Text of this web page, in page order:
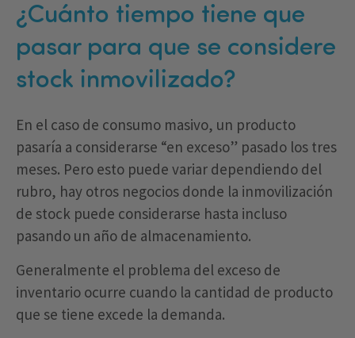
¿Cuánto tiempo tiene que
pasar para que se considere
stock inmovilizado?
En el caso de consumo masivo, un producto
pasaría a considerarse “en exceso” pasado los tres
meses. Pero esto puede variar dependiendo del
rubro, hay otros negocios donde la inmovilización
de stock puede considerarse hasta incluso
pasando un año de almacenamiento.
Generalmente el problema del exceso de
inventario ocurre cuando la cantidad de producto
que se tiene excede la demanda.